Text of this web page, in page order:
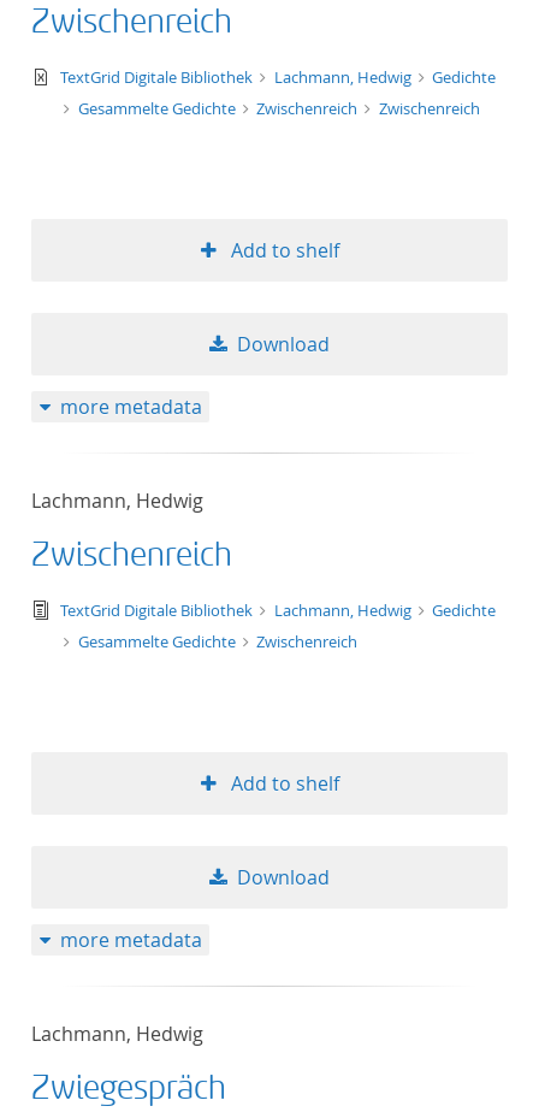
format ascending
Zwischenreich
text/xml
TextGrid Digitale Bibliothek Lachmann, Hedwig
Gedichte
Gesammelte Gedichte
Zwischenreich Zwischenreich
Add to shelf
Download
more metadata
Lachmann, Hedwig
Zwischenreich
text/tg.edition+tg.aggregation+xml
TextGrid Digitale Bibliothek Lachmann, Hedwig
Gedichte
Gesammelte Gedichte
Zwischenreich
Add to shelf
Download
more metadata
Lachmann, Hedwig
Zwiegespräch